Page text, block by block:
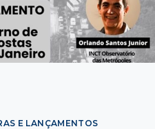
E LANÇAMENTOS